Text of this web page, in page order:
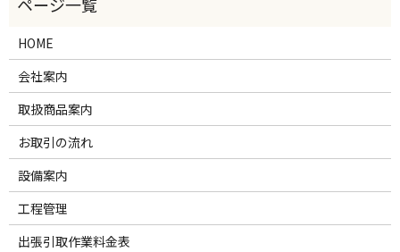
HOME
会社案内
取扱商品案内
お取引の流れ
設備案内
工程管理
出張引取作業料金表